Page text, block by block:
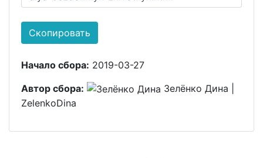
Скопировать
Начало сбора: 2019-03-27
Автор сбора:
Зелёнко Дина |
ZelenkoDina